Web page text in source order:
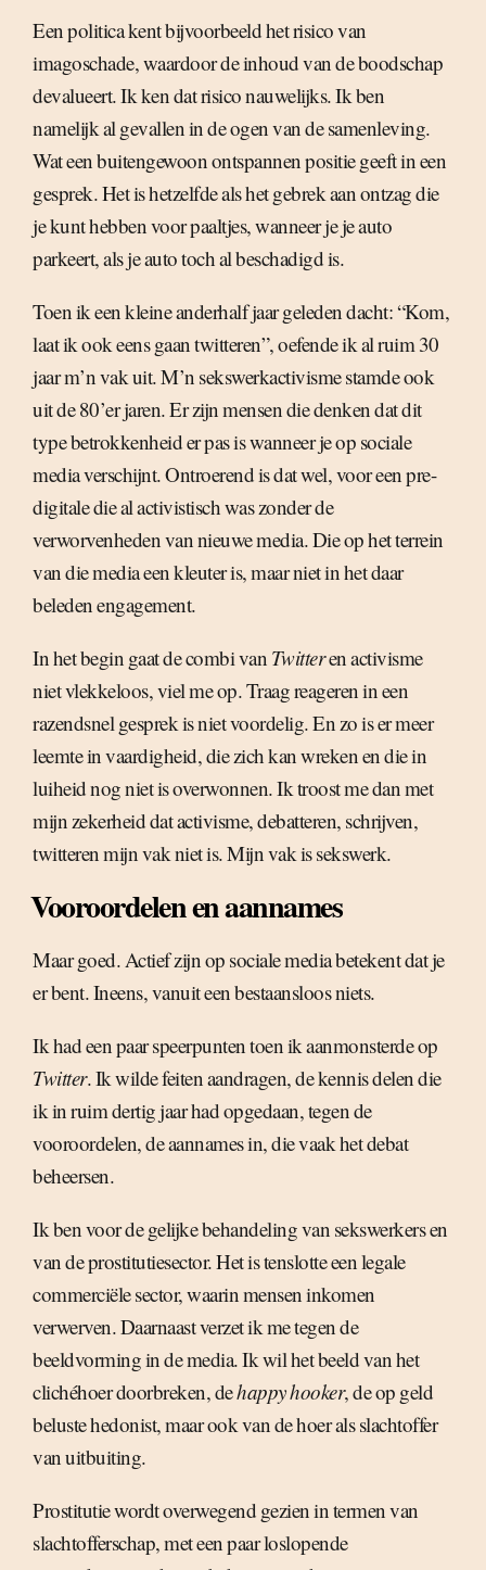
Een politica kent bijvoorbeeld het risico van
imagoschade, waardoor de inhoud van de boodschap
devalueert. Ik ken dat risico nauwelijks. Ik ben
namelijk al gevallen in de ogen van de samenleving.
Wat een buitengewoon ontspannen positie geeft in een
gesprek. Het is hetzelfde als het gebrek aan ontzag die
je kunt hebben voor paaltjes, wanneer je je auto
parkeert, als je auto toch al beschadigd is.
Toen ik een kleine anderhalf jaar geleden dacht: “Kom,
laat ik ook eens gaan twitteren”, oefende ik al ruim 30
jaar m’n vak uit. M’n sekswerkactivisme stamde ook
uit de 80’er jaren. Er zijn mensen die denken dat dit
type betrokkenheid er pas is wanneer je op sociale
media verschijnt. Ontroerend is dat wel, voor een pre-
digitale die al activistisch was zonder de
verworvenheden van nieuwe media. Die op het terrein
van die media een kleuter is, maar niet in het daar
beleden engagement.
In het begin gaat de combi van Twitteren activisme
niet vlekkeloos, viel me op. Traag reageren in een
razendsnel gesprek is niet voordelig. En zo is er meer
leemte in vaardigheid, die zich kan wreken en die in
luiheid nog niet is overwonnen. Ik troost me dan met
mijn zekerheid dat activisme, debatteren, schrijven,
twitteren mijn vak niet is. Mijn vak is sekswerk.
Vooroordelen en aannames
Maar goed. Actief zijn op sociale media betekent dat je
er bent. Ineens, vanuit een bestaansloos niets.
Ik had een paar speerpunten toen ik aanmonsterde op
Twitter. Ik wilde feiten aandragen, de kennis delen die
ik in ruim dertig jaar had opgedaan, tegen de
vooroordelen, de aannames in, die vaak het debat
beheersen.
Ik ben voor de gelijke behandeling van sekswerkers en
van de prostitutiesector. Het is tenslotte een legale
commerciële sector, waarin mensen inkomen
verwerven. Daarnaast verzet ik me tegen de
beeldvorming in de media. Ik wil het beeld van het
clichéhoer doorbreken, dehappy hooker, de op geld
beluste hedonist, maar ook van de hoer als slachtoffer
van uitbuiting.
Prostitutie wordt overwegend gezien in termen van
slachtofferschap, met een paar loslopende